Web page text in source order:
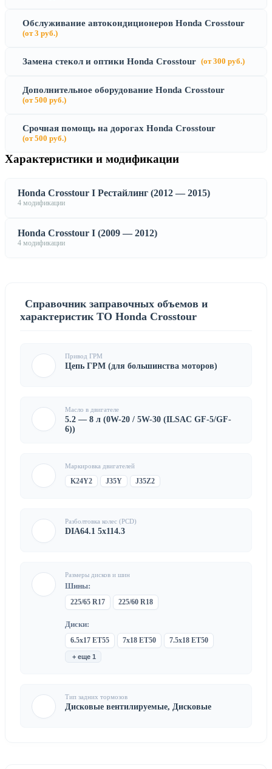
Обслуживание автокондиционеров Honda Crosstour
(от 3 руб.)
Замена стекол и оптики Honda Crosstour (от 300 руб.)
Дополнительное оборудование Honda Crosstour
(от 500 руб.)
Срочная помощь на дорогах Honda Crosstour
(от 500 руб.)
Характеристики и модификации
Honda Crosstour I Рестайлинг (2012 — 2015)
4 модификации
Honda Crosstour I (2009 — 2012)
4 модификации
Справочник заправочных объемов и
характеристик ТО Honda Crosstour
Привод ГРМ
Цепь ГРМ (для большинства моторов)
Масло в двигателе
5.2 — 8 л (0W-20 / 5W-30 (ILSAC GF-5/GF-
6))
Маркировка двигателей
K24Y2 J35Y J35Z2
Разболтовка колес (PCD)
DIA64.1 5x114.3
Размеры дисков и шин
Шины:
225/65 R17 225/60 R18
Диски:
6.5x17 ET55 7x18 ET50 7.5x18 ET50
+ еще 1
Тип задних тормозов
Дисковые вентилируемые, Дисковые